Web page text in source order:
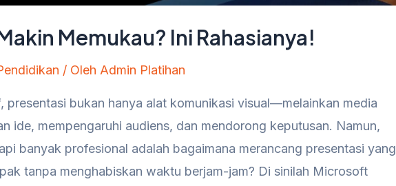
Memukau? Ini Rahasianya!
/ Oleh Admin Platihan
presentasi bukan hanya alat komunikasi visual—melainkan media
ide, mempengaruhi audiens, dan mendorong keputusan. Namun,
banyak profesional adalah bagaimana merancang presentasi yang
tanpa menghabiskan waktu berjam-jam? Di sinilah Microsoft